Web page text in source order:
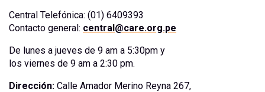
Central Telefónica: (01) 6409393
Contacto general: central@care.org.pe
De lunes a jueves de 9 am a 5:30pm y
los viernes de 9 am a 2:30 pm.
Dirección: Calle Amador Merino Reyna 267,